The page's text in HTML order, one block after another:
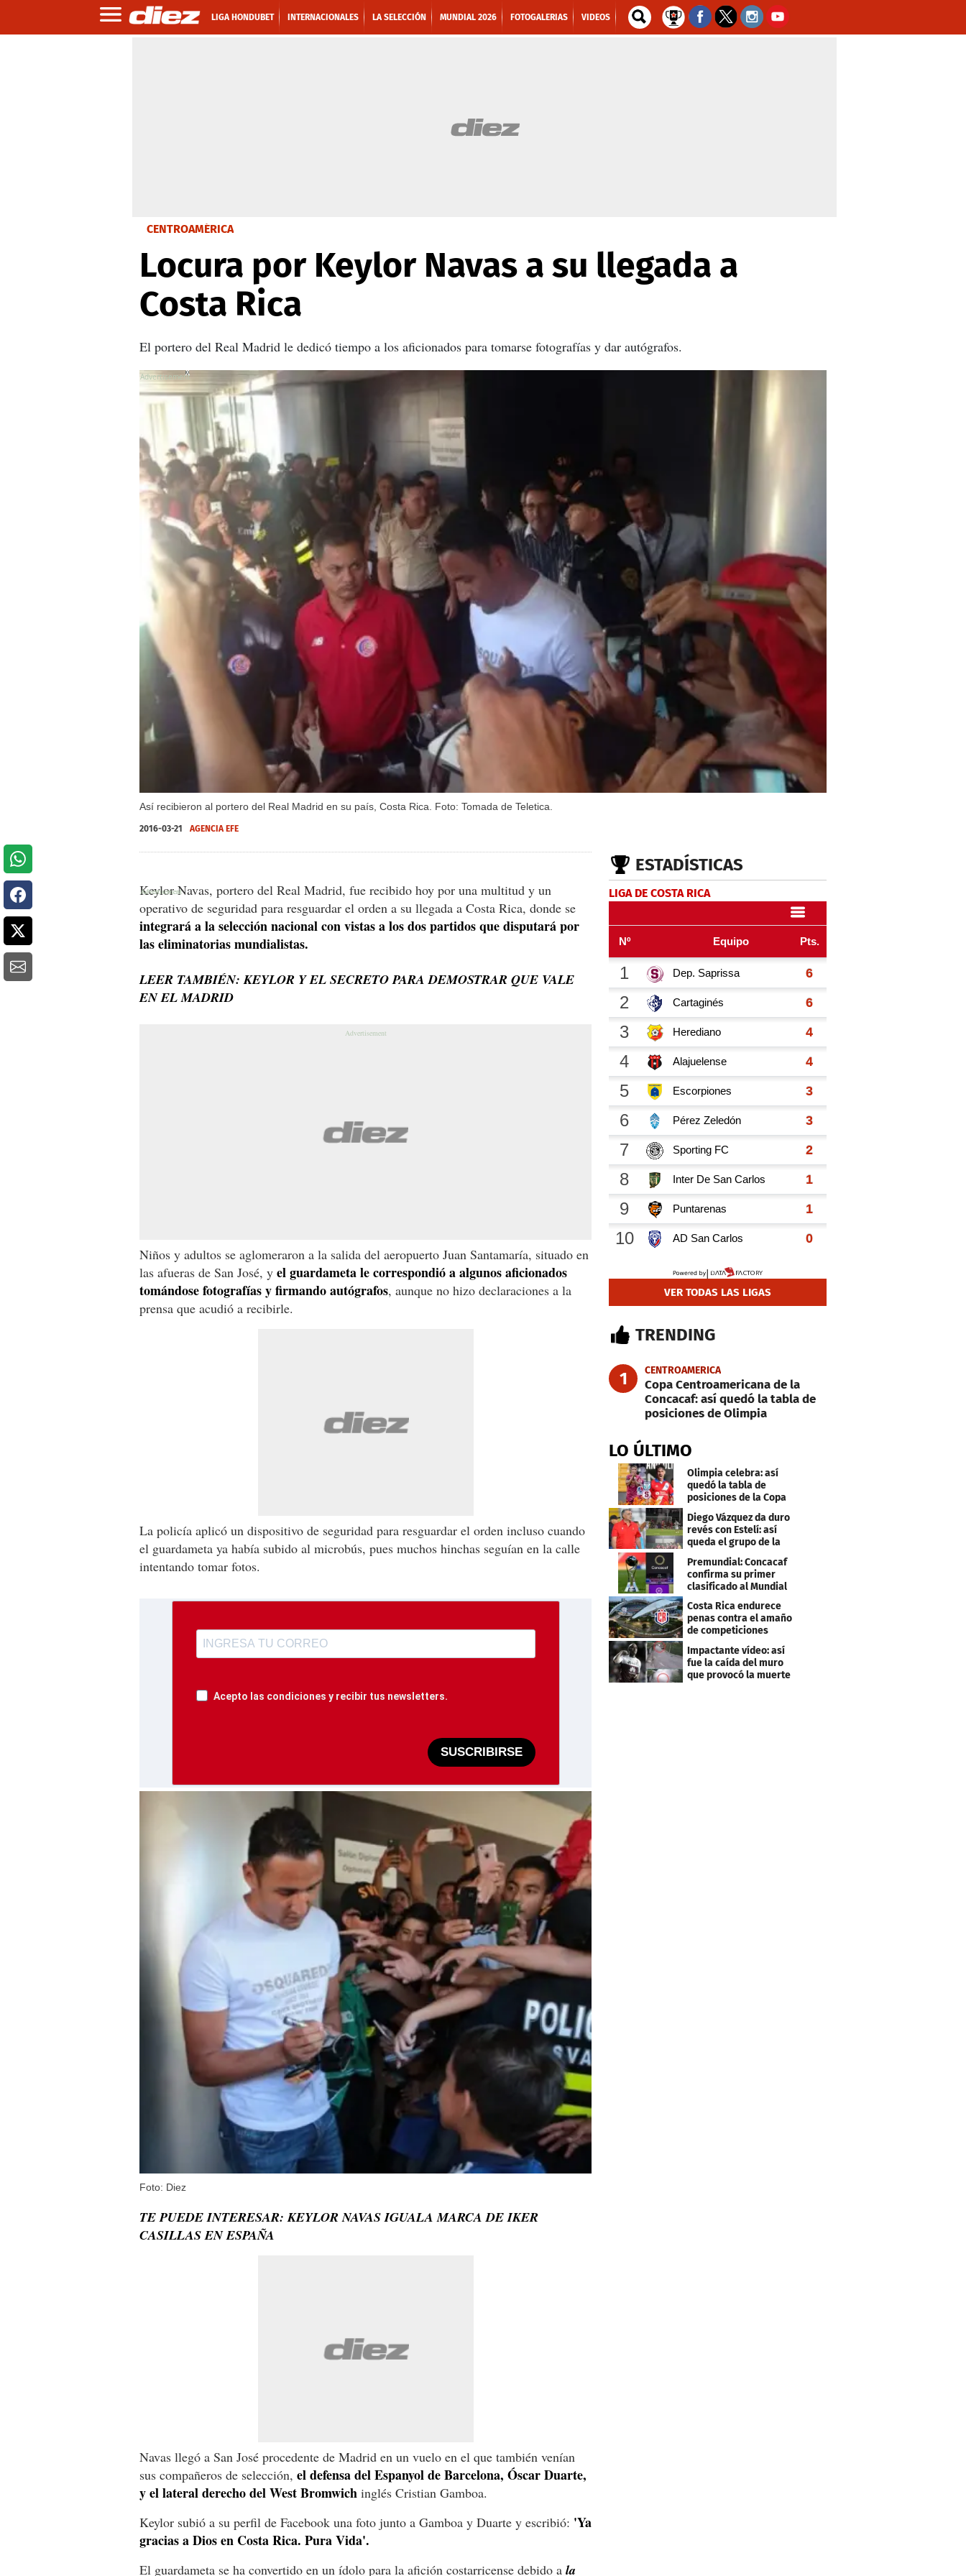
LIGA HONDUBET INTERNACIONALES LA SELECCIÓN MUNDIAL 2026 FOTOGALERIAS VIDEOS
CENTROAMÉRICA
Locura por Keylor Navas a su llegada a
Costa Rica
El portero del Real Madrid le dedicó tiempo a los aficionados para tomarse fotografías y dar autógrafos.
Así recibieron al portero del Real Madrid en su país, Costa Rica. Foto: Tomada de Teletica.
X
X
X
2016-03-21 AGENCIA EFE
Keylor Navas, portero del Real Madrid, fue recibido hoy por una multitud y un
operativo de seguridad para resguardar el orden a su llegada a Costa Rica, donde se
integrará a la selección nacional con vistas a los dos partidos que disputará por
las eliminatorias mundialistas.
LEER TAMBIÉN: KEYLOR Y EL SECRETO PARA DEMOSTRAR QUE VALE
EN EL MADRID
Niños y adultos se aglomeraron a la salida del aeropuerto Juan Santamaría, situado en
las afueras de San José, y el guardameta le correspondió a algunos aficionados
tomándose fotografías y firmando autógrafos, aunque no hizo declaraciones a la
prensa que acudió a recibirle.
La policía aplicó un dispositivo de seguridad para resguardar el orden incluso cuando
el guardameta ya había subido al microbús, pues muchos hinchas seguían en la calle
intentando tomar fotos.
Acepto las condiciones y recibir tus newsletters.
SUSCRIBIRSE
Foto: Diez
TE PUEDE INTERESAR: KEYLOR NAVAS IGUALA MARCA DE IKER
CASILLAS EN ESPAÑA
Navas llegó a San José procedente de Madrid en un vuelo en el que también venían
sus compañeros de selección, el defensa del Espanyol de Barcelona, Óscar Duarte,
y el lateral derecho del West Bromwich inglés Cristian Gamboa.
Keylor subió a su perfil de Facebook una foto junto a Gamboa y Duarte y escribió: 'Ya
gracias a Dios en Costa Rica. Pura Vida'.
El guardameta se ha convertido en un ídolo para la afición costarricense debido a la
ESTADÍSTICAS
LIGA DE COSTA RICA
VER TODAS LAS LIGAS
TRENDING
1 CENTROAMERICA
Copa Centroamericana de la
Concacaf: así quedó la tabla de
posiciones de Olimpia
LO ÚLTIMO
Olimpia celebra: así
quedó la tabla de
posiciones de la Copa
Centroamericana
Diego Vázquez da duro
revés con Estelí: así
queda el grupo de la
Premundial: Concacaf
confirma su primer
clasificado al Mundial
Costa Rica endurece
penas contra el amaño
de competiciones
Impactante vídeo: así
fue la caída del muro
que provocó la muerte